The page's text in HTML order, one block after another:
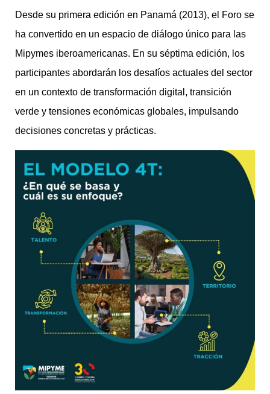
Desde su primera edición en Panamá (2013), el Foro se
ha convertido en un espacio de diálogo único para las
Mipymes iberoamericanas. En su séptima edición, los
participantes abordarán los desafíos actuales del sector
en un contexto de transformación digital, transición
verde y tensiones económicas globales, impulsando
decisiones concretas y prácticas.